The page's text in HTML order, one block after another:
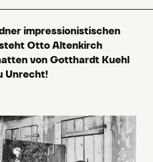
impressionistischen
Otto Altenkirch
von Gotthardt Kuehl
Unrecht!